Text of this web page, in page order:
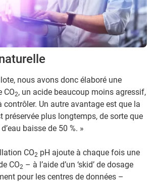
nous avons donc élaboré une
CO2, un acide beaucoup moins agressif,
contrôler. Un autre avantage est que la
préservée plus longtemps, de sorte que
baisse de 50 %. »
CO2 pH ajoute à chaque fois une
CO2 – à l’aide d’un ‘skid’ de dosage
pour les centres de données –